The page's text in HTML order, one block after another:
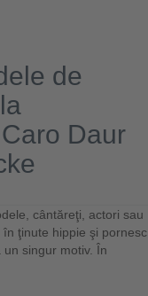
de
Daur
cântăreţi, actori sau
în ţinute hippie şi pornesc
singur motiv. În